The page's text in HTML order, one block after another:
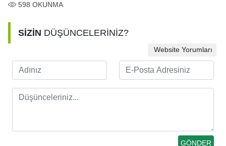
598 OKUNMA
SİZİN DÜŞÜNCELERİNİZ?
Website Yorumları